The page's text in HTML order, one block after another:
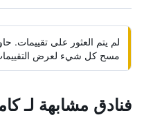
لم يتم العثور على تقييمات.
مسح كل شيء لعرض
فنادق مشابهة لـ